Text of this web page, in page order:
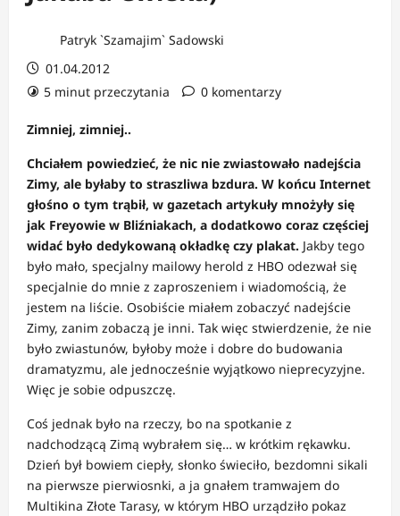
Patryk `Szamajim` Sadowski
01.04.2012
5 minut przeczytania
0 komentarzy
Zimniej, zimniej..
Chciałem powiedzieć, że nic nie zwiastowało nadejścia
Zimy, ale byłaby to straszliwa bzdura. W końcu Internet
głośno o tym trąbił, w gazetach artykuły mnożyły się
jak Freyowie w Bliźniakach, a dodatkowo coraz częściej
widać było dedykowaną okładkę czy plakat. Jakby tego
było mało, specjalny mailowy herold z HBO odezwał się
specjalnie do mnie z zaproszeniem i wiadomością, że
jestem na liście. Osobiście miałem zobaczyć nadejście
Zimy, zanim zobaczą je inni. Tak więc stwierdzenie, że nie
było zwiastunów, byłoby może i dobre do budowania
dramatyzmu, ale jednocześnie wyjątkowo nieprecyzyjne.
Więc je sobie odpuszczę.
Coś jednak było na rzeczy, bo na spotkanie z
nadchodzącą Zimą wybrałem się… w krótkim rękawku.
Dzień był bowiem ciepły, słonko świeciło, bezdomni sikali
na pierwsze pierwiosnki, a ja gnałem tramwajem do
Multikina Złote Tarasy, w którym HBO urządziło pokaz